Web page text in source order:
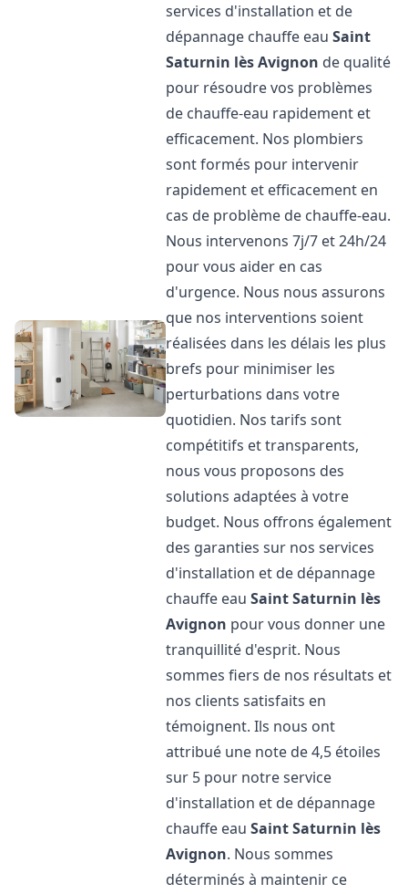
services d'installation et de
dépannage chauffe eauSaint
Saturnin lès Avignon de qualité
pour résoudre vos problèmes
de chauffe-eau rapidement et
efficacement. Nos plombiers
sont formés pour intervenir
rapidement et efficacement en
cas de problème de chauffe-eau.
Nous intervenons 7j/7 et 24h/24
pour vous aider en cas
d'urgence. Nous nous assurons
que nos interventions soient
réalisées dans les délais les plus
brefs pour minimiser les
perturbations dans votre
quotidien. Nos tarifs sont
compétitifs et transparents,
nous vous proposons des
solutions adaptées à votre
budget. Nous offrons également
des garanties sur nos services
d'installation et de dépannage
chauffe eauSaint Saturnin lès
Avignon pour vous donner une
tranquillité d'esprit. Nous
sommes fiers de nos résultats et
nos clients satisfaits en
témoignent. Ils nous ont
attribué une note de 4,5 étoiles
sur 5 pour notre service
d'installation et de dépannage
chauffe eauSaint Saturnin lès
Avignon. Nous sommes
déterminés à maintenir ce